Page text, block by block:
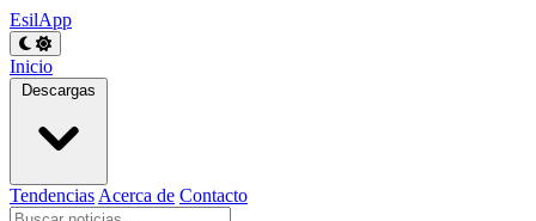
EsilApp
Inicio
Descargas
Tendencias Acerca de Contacto